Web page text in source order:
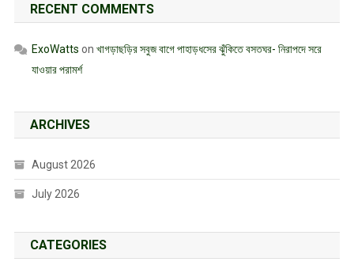
RECENT COMMENTS
ExoWatts on খাগড়াছড়ির সবুজ বাগে পাহাড়ধসের ঝুঁকিতে বসতঘর- নিরাপদে সরে
যাওয়ার পরামর্শ
ARCHIVES
August 2026
July 2026
CATEGORIES